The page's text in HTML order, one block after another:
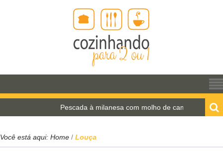
Pescada à milanesa com molho de camarão
Você está aqui: Home / Louça